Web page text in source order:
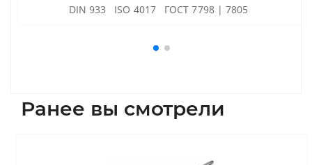
DIN 933 ISO 4017 ГОСТ 7798 | 7805
Ранее вы смотрели